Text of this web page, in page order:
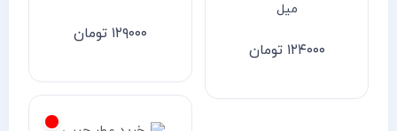
میل
۱۲۴۰۰۰ تومان
۱۲۹۰۰۰ تومان